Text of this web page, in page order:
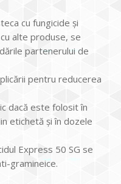
cu fungicide şi
alte produse, se
partenerului de
pentru reducerea
dacă este folosit în
etichetă şi în dozele
Express 50 SG se
gramineice.